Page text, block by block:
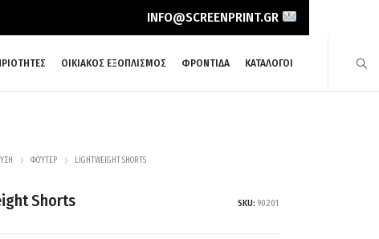
INFO@SCREENPRINT.GR
ΟΙΚΙΑΚΟΣ ΕΞΟΠΛΙΣΜΟΣ ΦΡΟΝΤΙΔΑ ΚΑΤΑΛΟΓΟΙ
ΦΟΎΤΕΡ LIGHTWEIGHT SHORTS
Shorts SKU: 90201